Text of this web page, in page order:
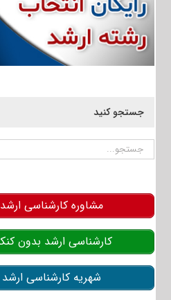
جستجو کنید
جستجو
مشاوره کارشناسی ارشد
کارشناسی ارشد بدون
شهریه کارشناسی ارشد